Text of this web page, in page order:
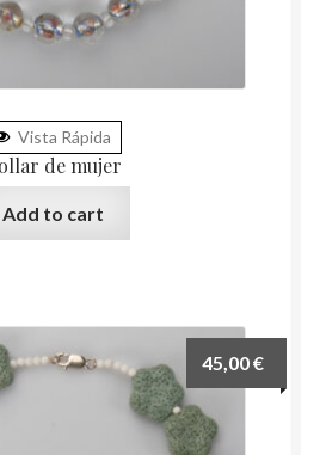
Vista Rápida
de mujer
Add to cart
45,00€